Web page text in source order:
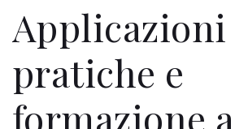
Applicazioni
pratiche e
formazione a